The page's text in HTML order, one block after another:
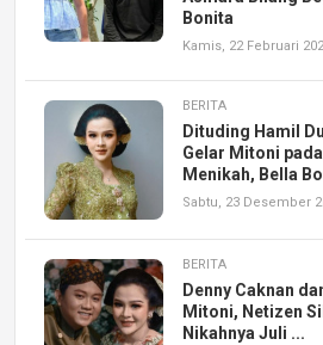
Bonita
Kamis, 22 Februari
BERITA
Dituding Hamil
Gelar Mitoni
Menikah, Bella
Sabtu, 23 Desember
BERITA
Denny Caknan
Mitoni, Netizen
Nikahnya Juli ...